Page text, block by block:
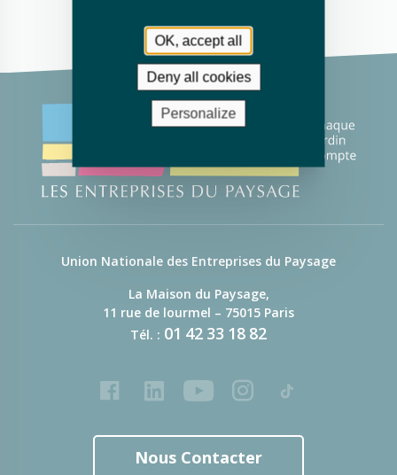
Union Nationale des Entreprises du Paysage
La Maison du Paysage,
11 rue de lourmel – 75015 Paris
Tél. : 01 42 33 18 82
FacebookLinkedInYoutubeInstagram
Tiktok
Nous Contacter
OK, accept all
Deny all cookies
Personalize